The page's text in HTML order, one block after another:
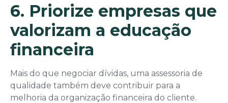
6. Priorize empresas que
valorizam a educação
financeira
Mais do que negociar dívidas, uma assessoria de
qualidade também deve contribuir para a
melhoria da organização financeira do cliente.